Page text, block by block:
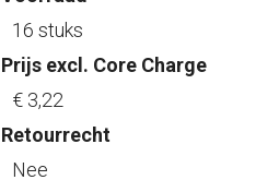
16 stuks
Prijs excl. Core Charge
€ 3,22
Retourrecht
Nee